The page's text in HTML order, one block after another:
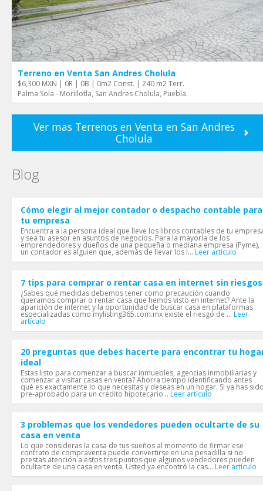
Terreno en Venta San Andres Cholula
$6,300 MXN | 0R | 0B | 0m2 Const. | 240 m2 Terr.
Palma Sola - Morillotla, San Andres Cholula, Puebla.
Ver mas Terrenos en Venta en San Andres
Cholula
Blog
Cómo elegir al mejor contador o despacho contable para
tu empresa
Encuentra a la persona ideal que lleve los libros contables de tu
y sea tu asesor en asuntos de negocios. Para la mayoría de los
emprendedores y dueños de una pequeña o mediana empresa (Pyme),
un contador es alguien que, además de llevar los l... Leer artículo
7 tips para comprar o rentar casa en internet sin riesgos
¿Sabes qué medidas debemos tener como precaución cuando
queramos comprar o rentar casa que hemos visto en internet? Ante la
aparición de internet y la oportunidad de buscar casa en plataformas
especializadas como mylisting365.com.mx existe el riesgo de ... Leer
artículo
20 preguntas que debes hacerte para encontrar tu
ideal
Estas listo para comenzar a buscar inmuebles, agencias inmobiliarias y
comenzar a visitar casas en venta? Ahorra tiempo identificando antes
qué es exactamente lo que necesitas y deseas en un hogar. Si ya has
pre-aprobado para un crédito hipotecario... Leer artículo
3 problemas que los vendedores pueden ocultarte de su
casa en venta
Lo que consideras la casa de tus sueños al momento de firmar ese
contrato de compraventa puede convertirse en una pesadilla si no
prestas atención a estos tres puntos que algunos vendedores pueden
ocultarte de una casa en venta. Usted ya encontró la cas... Leer artículo